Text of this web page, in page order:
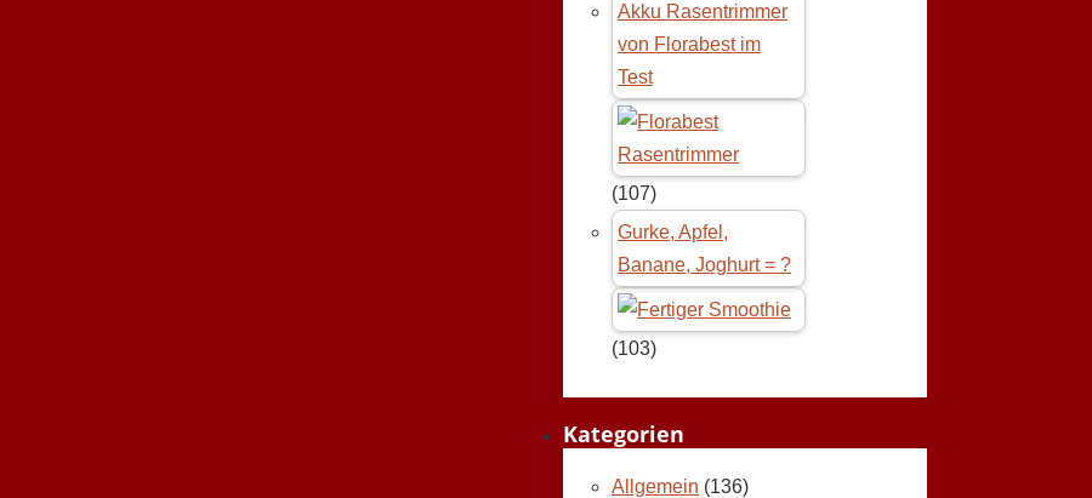
Akku Rasentrimmer
von Florabest im
Test
(107)
Gurke, Apfel,
Banane, Joghurt = ?
(103)
Kategorien
Allgemein (136)